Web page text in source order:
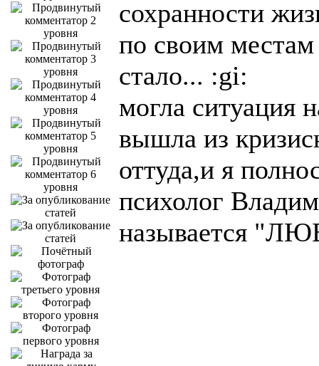
сохранности
по своим местам
стало... :gi:
могла ситуация
вышла из
оттуда,и я
психолог
называется